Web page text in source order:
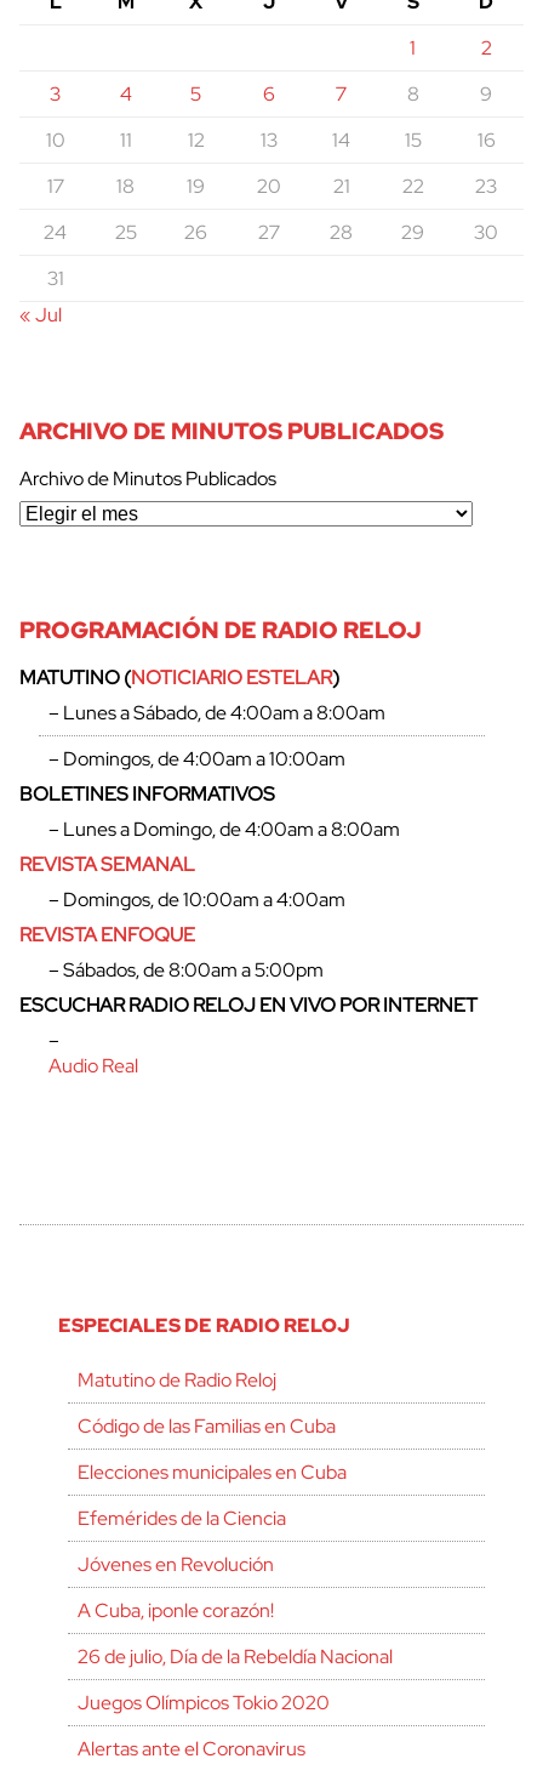
1
2
3
4 5 6 7 8
9
10
11 12 13 14 15
16
17
18 19 20 21 22
23
24
25 26 27 28 29
30
31
« Jul
ARCHIVO DE MINUTOS PUBLICADOS
Archivo de Minutos Publicados
PROGRAMACIÓN DE RADIO RELOJ
MATUTINO (NOTICIARIO ESTELAR)
– Lunes a Sábado, de 4:00am a 8:00am
– Domingos, de 4:00am a 10:00am
BOLETINES INFORMATIVOS
– Lunes a Domingo, de 4:00am a 8:00am
REVISTA SEMANAL
– Domingos, de 10:00am a 4:00am
REVISTA ENFOQUE
– Sábados, de 8:00am a 5:00pm
ESCUCHAR RADIO RELOJ EN VIVO POR INTERNET
–
Audio Real
ESPECIALES DE RADIO RELOJ
Matutino de Radio Reloj
Código de las Familias en Cuba
Elecciones municipales en Cuba
Efemérides de la Ciencia
Jóvenes en Revolución
A Cuba, ¡ponle corazón!
26 de julio, Día de la Rebeldía Nacional
Juegos Olímpicos Tokio 2020
Alertas ante el Coronavirus